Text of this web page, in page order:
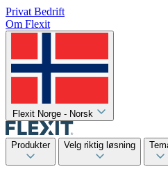
Privat Bedrift
Om Flexit
Flexit Norge - Norsk
Produkter Velg riktig løsning